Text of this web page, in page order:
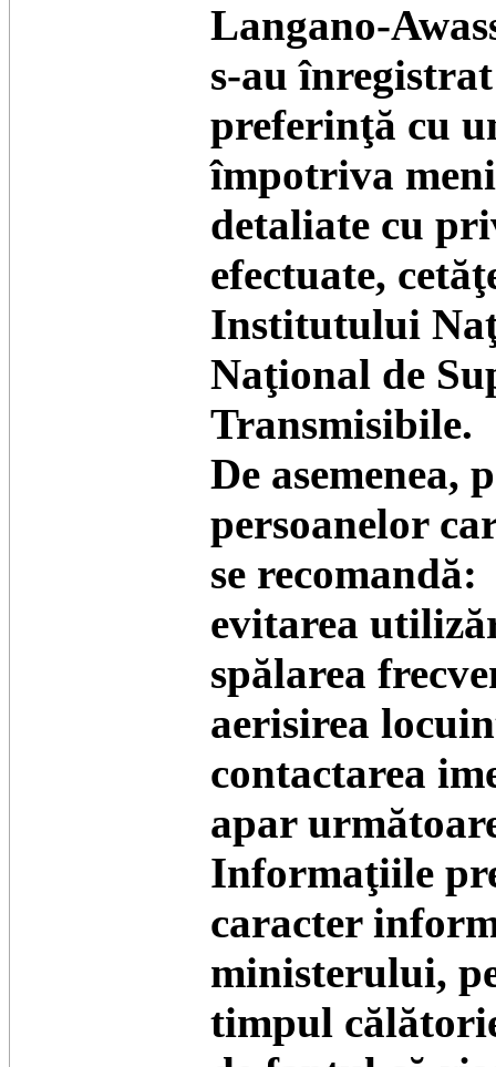
Langano-
s-au
preferinţă cu
împotriva
detaliate cu
efectuate,
Institutului
Naţional de
Transmisibile.
De asemenea,
persoanelor
se recomandă:
evitarea
spălarea
aerisirea
contactarea
apar
Informaţiile
caracter
ministerului,
timpul